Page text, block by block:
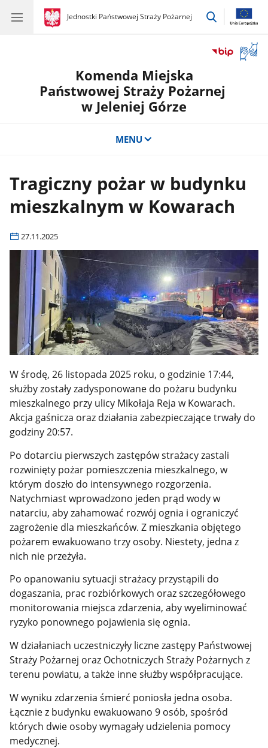
gov.pl
Jednostki Państwowej Straży Pożarnej
gov.pl
Jednostki
przejdź
okno
Komenda Miejska
Państwowej Straży Pożarnej
w Jeleniej Górze
MENU
Tragiczny pożar w budynku
mieszkalnym w Kowarach
27.11.2025
W środę, 26 listopada 2025 roku, o godzinie 17:44,
służby zostały zadysponowane do pożaru budynku
mieszkalnego przy ulicy Mikołaja Reja w Kowarach.
Akcja gaśnicza oraz działania zabezpieczające trwały do
godziny 20:57.
Po dotarciu pierwszych zastępów strażacy zastali
rozwinięty pożar pomieszczenia mieszkalnego, w
którym doszło do intensywnego rozgorzenia.
Natychmiast wprowadzono jeden prąd wody w
natarciu, aby zahamować rozwój ognia i ograniczyć
zagrożenie dla mieszkańców. Z mieszkania objętego
pożarem ewakuowano trzy osoby. Niestety, jedna z
nich nie przeżyła.
Po opanowaniu sytuacji strażacy przystąpili do
dogaszania, prac rozbiórkowych oraz szczegółowego
monitorowania miejsca zdarzenia, aby wyeliminować
ryzyko ponownego pojawienia się ognia.
W działaniach uczestniczyły liczne zastępy Państwowej
Straży Pożarnej oraz Ochotniczych Straży Pożarnych z
terenu powiatu, a także inne służby współpracujące.
W wyniku zdarzenia śmierć poniosła jedna osoba.
Łącznie z budynku ewakuowano 9 osób, spośród
których dwie osoby wymagały udzielenia pomocy
medycznej.